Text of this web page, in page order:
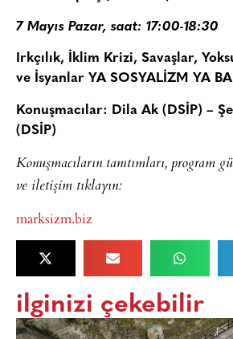
7 Mayıs Pazar, saat: 17:00-18:30
Irkçılık, İklim Krizi, Savaşlar,
ve İsyanlar YA SOSYALİZM YA
Konuşmacılar: Dila Ak (DSİP) –
(DSİP)
Konuşmacıların tanıtımları, program
ve iletişim tıklayın:
marksizm.biz
ilginizi çekebilir